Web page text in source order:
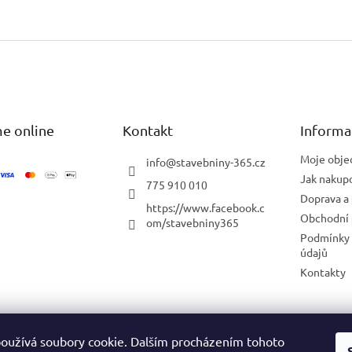
soubory cookie. Dalším procházením tohoto
online
Kontakt
info@stavebniny-365.cz
775 910 010
https://www.facebook.c
om/stavebniny365
Moje
Jak
Doprava
Obchodní
údajů
Kontakty